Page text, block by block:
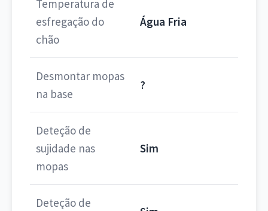
Temperatura de
esfregação do
chão
Água Fria
Desmontar mopas
na base
?
Deteção de
sujidade nas
mopas
Sim
Deteção de